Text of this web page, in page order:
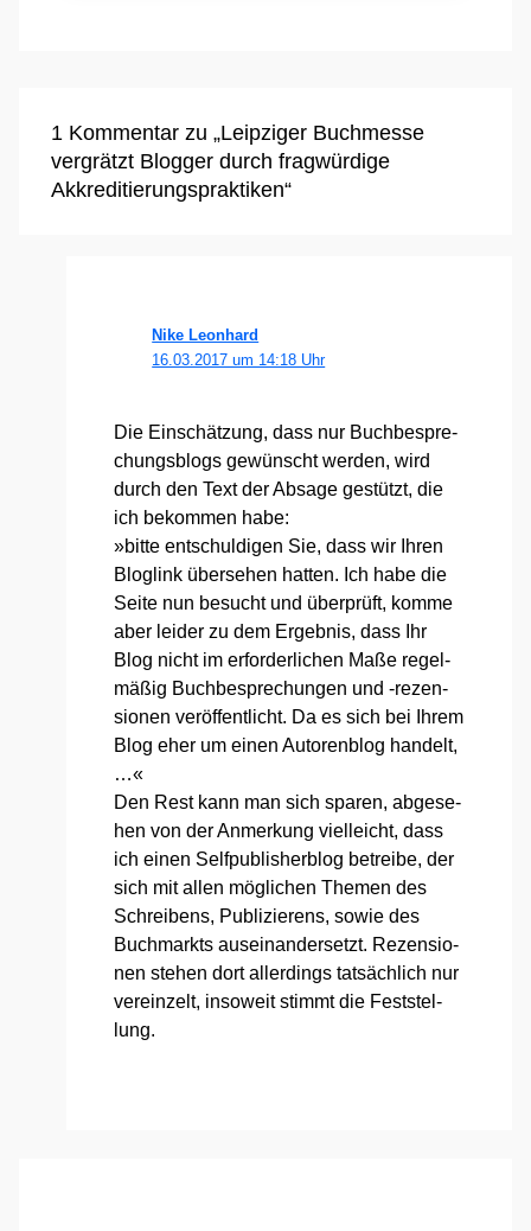
1 Kommentar zu „Leipziger Buchmesse
vergrätzt Blogger durch fragwürdige
Akkreditierungspraktiken“
Nike Leonhard
16.03.2017 um 14:18 Uhr
Die Ein­schät­zung, dass nur Buch­be­spre­
chungs­blogs gewünscht wer­den, wird
durch den Text der Absa­ge gestützt, die
ich bekom­men habe:
»bit­te ent­schul­di­gen Sie, dass wir Ihren
Blog­link über­se­hen hat­ten. Ich habe die
Sei­te nun besucht und über­prüft, kom­me
aber lei­der zu dem Ergeb­nis, dass Ihr
Blog nicht im erfor­der­li­chen Maße regel­
mä­ßig Buch­be­spre­chun­gen und ‑rezen­
sio­nen ver­öf­fent­licht. Da es sich bei Ihrem
Blog eher um einen Autoren­blog han­delt,
…«
Den Rest kann man sich spa­ren, abge­se­
hen von der Anmer­kung viel­leicht, dass
ich einen Self­pu­blisher­blog betrei­be, der
sich mit allen mög­li­chen The­men des
Schrei­bens, Publi­zie­rens, sowie des
Buch­markts aus­ein­an­der­setzt. Rezen­sio­
nen ste­hen dort aller­dings tat­säch­lich nur
ver­ein­zelt, inso­weit stimmt die Fest­stel­
lung.